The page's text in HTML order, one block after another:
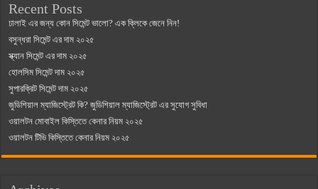
Recent Posts
ঢালাই এর জন্য কোন সিমেন্ট ভালো? এক ক্লিকে জেনে নিন!
বসুন্ধরা সিমেন্ট এর দাম ২০২৫
স্ক্যান সিমেন্ট এর দাম ২০২৫
হোলসিম সিমেন্ট দাম ২০২৫
সুপারক্রিট সিমেন্ট দাম ২০২৫
জুডিশিয়াল ম্যাজিস্ট্রেট কি? জুডিশিয়াল ম্যাজিস্ট্রেট এর সুযোগ সুবিধা
ওয়ালটন মোবাইল কিস্তিতে কেনার নিয়ম ২০২৫
ওয়ালটন টিভি কিস্তিতে কেনার নিয়ম ২০২৫